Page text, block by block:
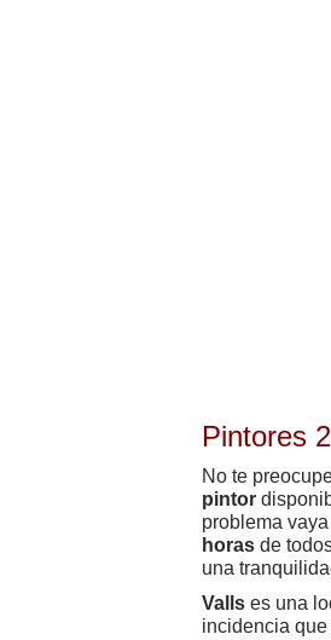
Pintores
No te
pintor
problema
horas de
una
Valls es una
incidencia